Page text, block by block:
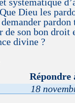
systématique
Dieu les
pardon
de son bon droit
divine ?
Répondre
18